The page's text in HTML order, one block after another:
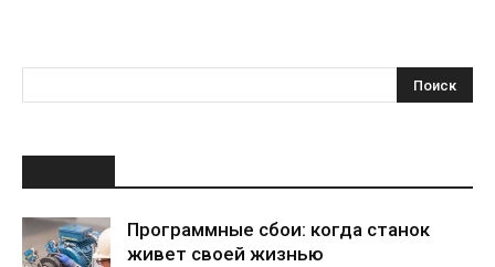
Программные сбои: когда станок
живет своей жизнью